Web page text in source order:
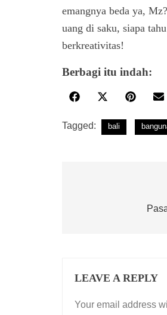
emangnya beda ya,
uang di saku, siapa
berkreativitas!
Berbagi itu indah:
Tagged: bali
LEAVE A REPLY
Your email address